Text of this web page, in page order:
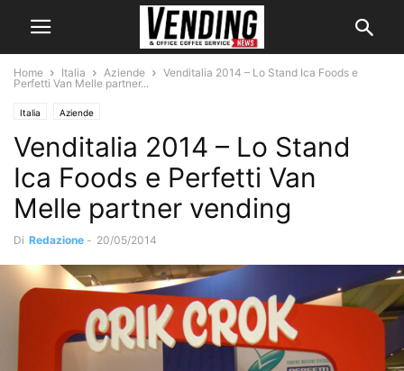
Home Italia Aziende
Venditalia 2014 – Lo Stand Ica Foods e
Perfetti Van Melle partner...
Italia Aziende
Venditalia 2014 – Lo Stand
Ica Foods e Perfetti Van
Melle partner vending
Di Redazione - 20/05/2014